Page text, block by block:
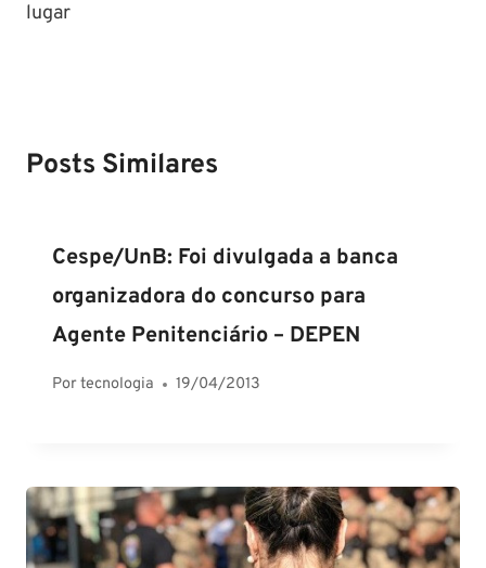
lugar
Posts Similares
Cespe/UnB: Foi divulgada a banca
organizadora do concurso para
Agente Penitenciário – DEPEN
Portecnologia 19/04/2013